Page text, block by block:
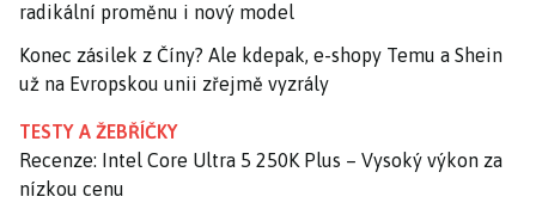
radikální proměnu i nový model
Konec zásilek z Číny? Ale kdepak, e-shopy Temu a Shein
už na Evropskou unii zřejmě vyzrály
TESTY A ŽEBŘÍČKY
Recenze: Intel Core Ultra 5 250K Plus – Vysoký výkon za
nízkou cenu